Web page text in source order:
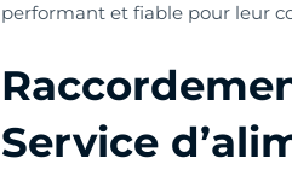
performant et fiable pour leur
Service